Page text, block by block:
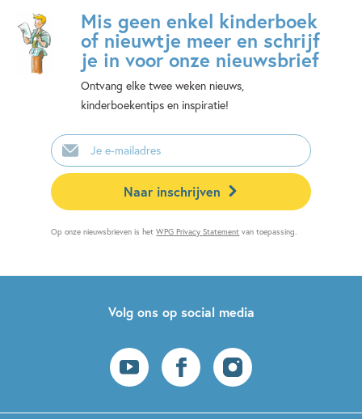
Mis geen enkel kinderboek
of nieuwtje meer en schrijf
je in voor onze nieuwsbrief
Ontvang elke twee weken nieuws,
kinderboekentips en inspiratie!
E-
mailadres
Naar inschrijven
Op onze nieuwsbrieven is hetWPG Privacy Statement van toepassing.
Volg ons op social media